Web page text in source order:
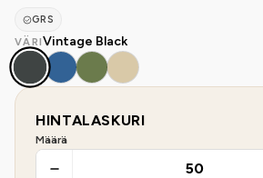
GRS
VÄRIVintage Black
HINTALASKURI
Määrä